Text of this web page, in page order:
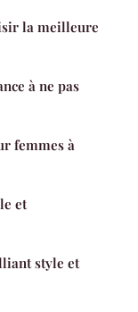
la meilleure
à ne pas
femmes à
et
style et